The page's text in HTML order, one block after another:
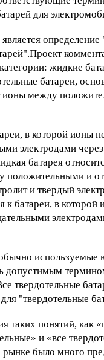
для
жидкие
батареи,
ионы между
в которой ионы
электродами
батарея
положительными и
и твердый
к батареи, в
используемые
допустимым
твердотельные
"твердотельные
таких понятий, как
и «все
было много